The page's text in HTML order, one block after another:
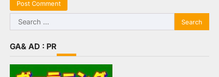
Search
for:
GA& AD : PR